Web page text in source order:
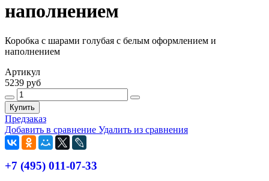
наполнением
Коробка с шарами голубая с белым оформлением и
наполнением
Артикул
5239 руб
Купить
Предзаказ
Добавить в сравнение Удалить из сравнения
+7 (495) 011-07-33